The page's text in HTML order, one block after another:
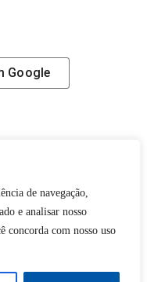
de navegação,
e analisar nosso
com nosso uso
Google
: 0